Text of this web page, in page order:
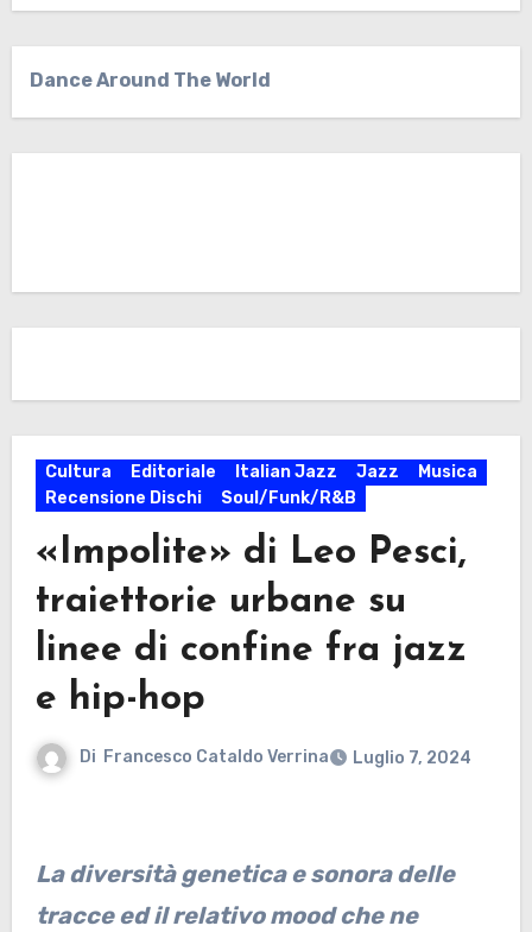
Dance Around The World
Cultura Editoriale Italian Jazz Jazz
Musica
Recensione Dischi
Soul/Funk/R&B
«Impolite» di Leo Pesci,
traiettorie urbane su
linee di confine fra jazz
e hip-hop
Di Francesco Cataldo Verrina Luglio 7, 2024
La diversità genetica e sonora delle
tracce ed il relativo mood che ne